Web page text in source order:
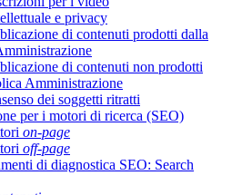
e privacy
di contenuti prodotti dalla
di contenuti non prodotti
Amministrazione
dei soggetti ritratti
per i motori di ricerca (SEO)
on-page
off-page
di diagnostica SEO: Search